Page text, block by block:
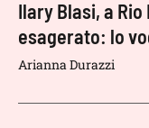
Ilary Blasi, a
esagerato: lo
Arianna Durazzi